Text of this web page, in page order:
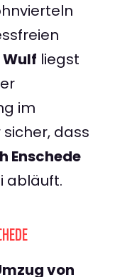
liegst
im
dass
Enschede
abläuft.
von